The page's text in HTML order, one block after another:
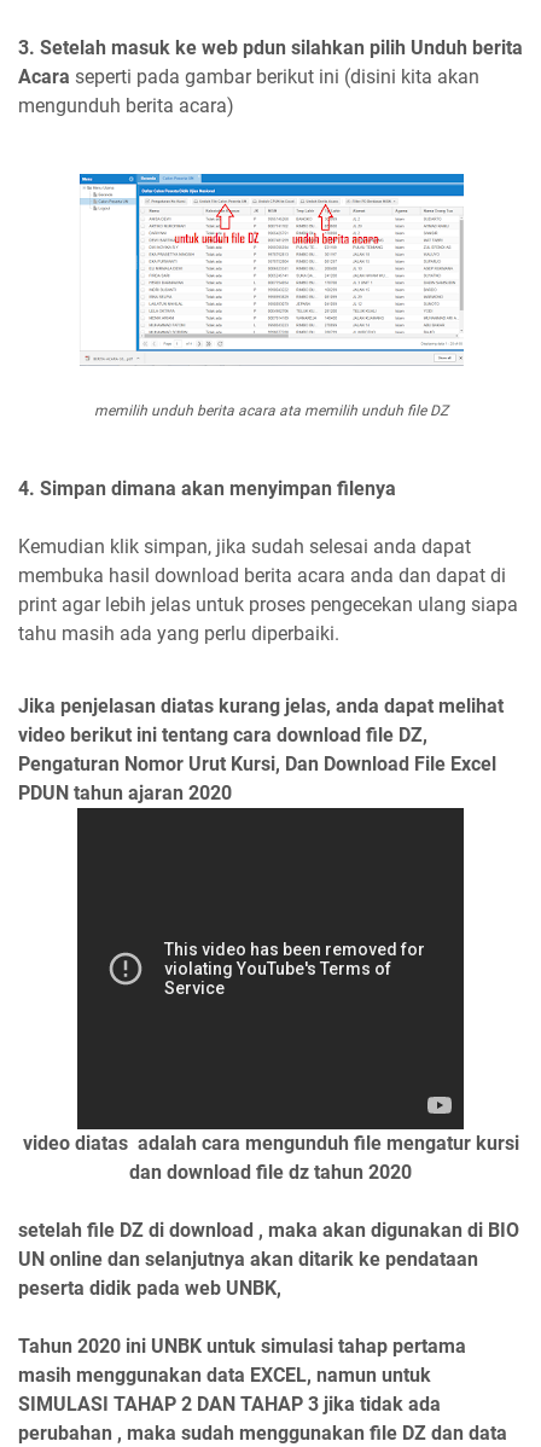
3. Setelah masuk ke web pdun silahkan pilih Unduh berita
Acara seperti pada gambar berikut ini (disini kita akan
mengunduh berita acara)
memilih unduh berita acara ata memilih unduh file DZ
4. Simpan dimana akan menyimpan filenya
Kemudian klik simpan, jika sudah selesai anda dapat
membuka hasil download berita acara anda dan dapat di
print agar lebih jelas untuk proses pengecekan ulang siapa
tahu masih ada yang perlu diperbaiki.
Jika penjelasan diatas kurang jelas, anda dapat melihat
video berikut ini tentang cara download file DZ,
Pengaturan Nomor Urut Kursi, Dan Download File Excel
PDUN tahun ajaran 2020
video diatas adalah cara mengunduh file mengatur kursi
dan download file dz tahun 2020
setelah file DZ di download , maka akan digunakan di BIO
UN online dan selanjutnya akan ditarik ke pendataan
peserta didik pada web UNBK,
Tahun 2020 ini UNBK untuk simulasi tahap pertama
masih menggunakan data EXCEL, namun untuk
SIMULASI TAHAP 2 DAN TAHAP 3 jika tidak ada
perubahan , maka sudah menggunakan file DZ dan data